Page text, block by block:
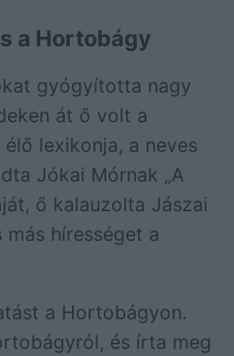
a Hortobágy
gyógyította nagy
át ő volt a
lexikonja, a neves
Jókai Mórnak „A
ő kalauzolta Jászai
hírességet a
a Hortobágyon.
és írta meg